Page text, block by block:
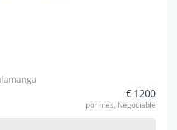
€ 1200
por mes, Negociable